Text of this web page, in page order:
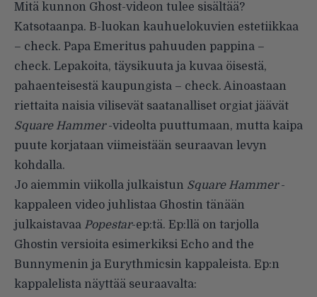
Mitä kunnon Ghost-videon tulee sisältää?
Katsotaanpa. B-luokan kauhuelokuvien estetiikkaa
– check. Papa Emeritus pahuuden pappina –
check. Lepakoita, täysikuuta ja kuvaa öisestä,
pahaenteisestä kaupungista – check. Ainoastaan
riettaita naisia vilisevät saatanalliset orgiat jäävät
Square Hammer-videolta puuttumaan, mutta kaipa
puute korjataan viimeistään seuraavan levyn
kohdalla.
Jo aiemmin viikolla julkaistun Square Hammer-
kappaleen video juhlistaa Ghostin tänään
julkaistavaa Popestar-ep:tä. Ep:llä on tarjolla
Ghostin versioita esimerkiksi Echo and the
Bunnymenin ja Eurythmicsin kappaleista. Ep:n
kappalelista näyttää seuraavalta: